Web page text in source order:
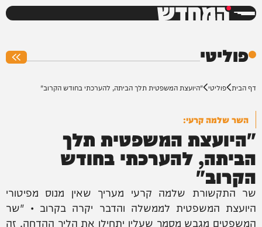
המחדש
פוליטי
דף הבית פוליטי "היועצת המשפטית תלך הביתה, להערכתי בחודש הקרוב"
השר שלמה קרעי:
"היועצת המשפטית תלך
הביתה, להערכתי בחודש
הקרוב"
שר התקשורת שלמה קרעי מעריך שאין מנוס מפיטורי
היועצת המשפטית לממשלה והדבר יקרה בקרוב • "שר
המשפטים מגבש מסמך שעליו יתחילו את הליך ההדחה. זה